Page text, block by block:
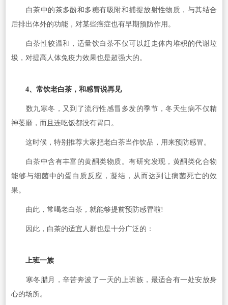
白茶中的茶多酚和多糖有吸附和捕捉放射性物质，与其结合
后排出体外的功能，对某些癌症也有早期预防作用。
白茶性较温和，适量饮白茶不仅可以赶走体内堆积的代谢垃
圾，对提高人体免疫力效果也是超强大的。
4、常饮老白茶，和感冒说再见
数九寒冬，又到了流行性感冒多发的季节，冬天生病不仅精
神萎靡，而且连吃饭都没有胃口。
这时候，特别推荐大家把老白茶当作饮品，用来预防感冒。
白茶中含有丰富的黄酮类物质。有研究发现，黄酮类化合物
能够与细菌中的蛋白质反应，凝结，从而达到让病菌死亡的效
果。
由此，常喝老白茶，就能够提前预防感冒啦!
因此，白茶的适宜人群也是十分广泛的：
上班一族
寒冬腊月，辛苦奔波了一天的上班族，最适合有一处安放身
心的场所。